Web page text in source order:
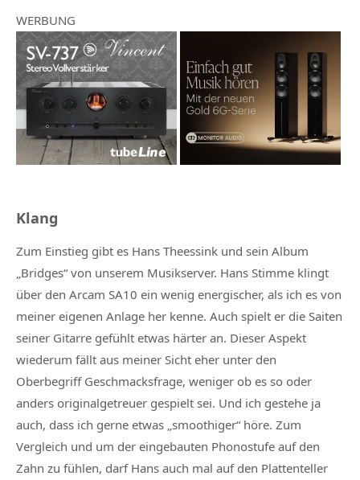
WERBUNG
Klang
Zum Einstieg gibt es Hans Theessink und sein Album
„Bridges“ von unserem Musikserver. Hans Stimme klingt
über den Arcam SA10 ein wenig energischer, als ich es von
meiner eigenen Anlage her kenne. Auch spielt er die Saiten
seiner Gitarre gefühlt etwas härter an. Dieser Aspekt
wiederum fällt aus meiner Sicht eher unter den
Oberbegriff Geschmacksfrage, weniger ob es so oder
anders originalgetreuer gespielt sei. Und ich gestehe ja
auch, dass ich gerne etwas „smoothiger“ höre. Zum
Vergleich und um der eingebauten Phonostufe auf den
Zahn zu fühlen, darf Hans auch mal auf den Plattenteller